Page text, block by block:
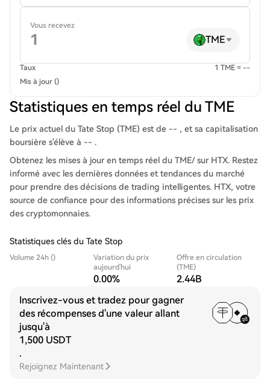
Vous recevez
TME
Taux
1 TME = --
Mis à jour ()
Statistiques en temps réel du TME
Le prix actuel du Tate Stop (TME) est de -- , et sa capitalisation
boursière s'élève à -- .
Obtenez les mises à jour en temps réel du TME/ sur HTX. Restez
informé avec les dernières données et tendances du marché
pour prendre des décisions de trading intelligentes. HTX, votre
source de confiance pour des informations précises sur les prix
des cryptomonnaies.
Statistiques clés du Tate Stop
Volume 24h ()
Variation du prix
aujourd'hui
0.00%
Offre en circulation
(TME)
2.44B
Inscrivez-vous et tradez pour gagner
des récompenses d'une valeur allant
jusqu'à
1,500 USDT
.
Rejoignez Maintenant